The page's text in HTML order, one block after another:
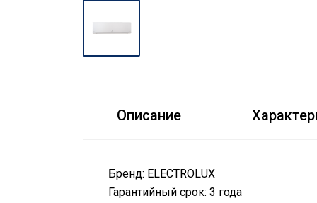
Описание
Бренд: ELECTROLUX
Гарантийный срок: 3 года